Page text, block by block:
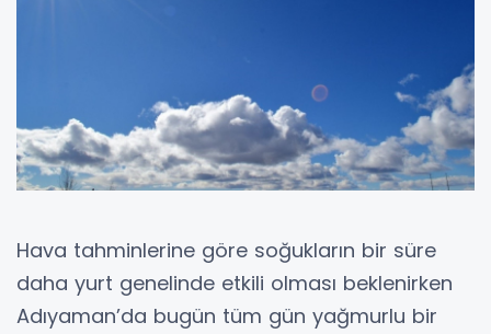
Hava tahminlerine göre soğukların bir süre
daha yurt genelinde etkili olması beklenirken
Adıyaman’da bugün tüm gün yağmurlu bir